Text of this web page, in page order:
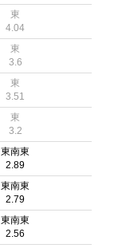
東
4.04
東
3.6
東
3.51
東
3.2
東南東
2.89
東南東
2.79
東南東
2.56